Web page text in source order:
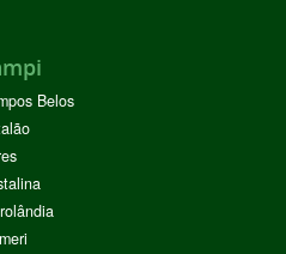
Belos